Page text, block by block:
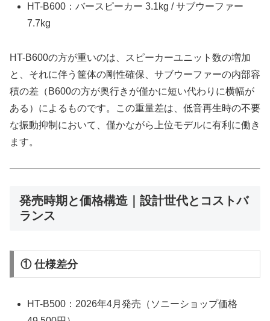
HT-B600：バースピーカー 3.1kg / サブウーファー
7.7kg
HT-B600の方が重いのは、スピーカーユニット数の増加
と、それに伴う筐体の剛性確保、サブウーファーの内部容
積の差（B600の方が奥行きが僅かに短い代わりに横幅が
ある）によるものです。この重量差は、低音再生時の不要
な振動抑制において、僅かながら上位モデルに有利に働き
ます。
発売時期と価格構造｜設計世代とコストバ
ランス
① 仕様差分
HT-B500：2026年4月発売（ソニーショップ価格